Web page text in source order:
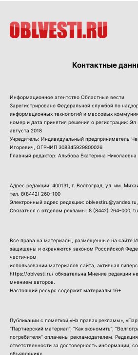
Контактные
Информационное агентство Областные вести
Зарегистрировано Федеральной службой по
информационных технологий и массовых
номер и дата принятия решения о регистрации:
августа 2018
Учредитель: Индивидуальный предприниматель
Игоревич, ОГРНИП 308345929800026
Главный редактор: Альбова Екатерина Николаевна
Адрес редакции: 400131, г. Волгоград, ул. им.
тел. 8(8442) 260-100
Электронный адрес редакции:
Связаться с отделом рекламы: 8 (8442) 264-000 ,
Все права на материалы, размещенные на сайте
защищены и охраняются законом Российской
частичном
использовании материалов сайта, активная
https://oblvesti.ru/ обязательна.Мнение редакции
мнением авторов.
Настоящий ресурс содержит материалы 16+
Публикации с пометкой «На правах рекламы»,
“Партнерский материал”, “Как экономить”,
потребителя” оплачены рекламодателем.
ответственности за достоверность информации,
объявлениях.